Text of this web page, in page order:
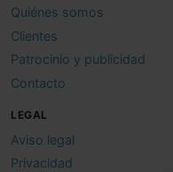
Quiénes somos
Clientes
Patrocinio y publicidad
Contacto
LEGAL
Aviso legal
Privacidad